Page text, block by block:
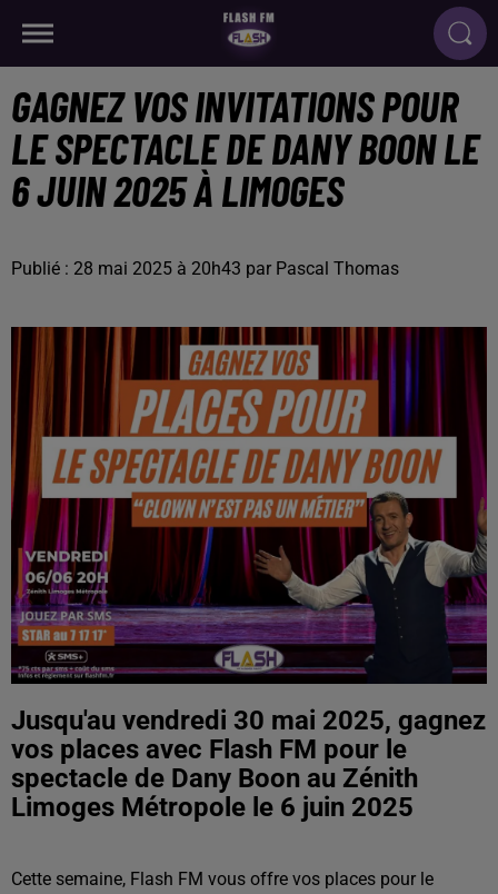
GAGNEZ VOS INVITATIONS POUR
LE SPECTACLE DE DANY BOON LE
6 JUIN 2025 À LIMOGES
Publié : 28 mai 2025 à 20h43 par Pascal Thomas
Jusqu'au vendredi 30 mai 2025, gagnez
vos places avec Flash FM pour le
spectacle de Dany Boon au Zénith
Limoges Métropole le 6 juin 2025
Cette semaine, Flash FM vous offre vos places pour le